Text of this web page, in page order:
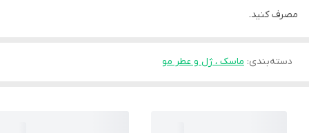
مصرف کنید.
دسته‌بندی: ماسک ، ژل و عطر مو